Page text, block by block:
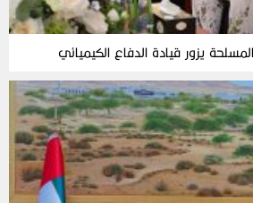
يزور قيادة الدفاع الكيميائي